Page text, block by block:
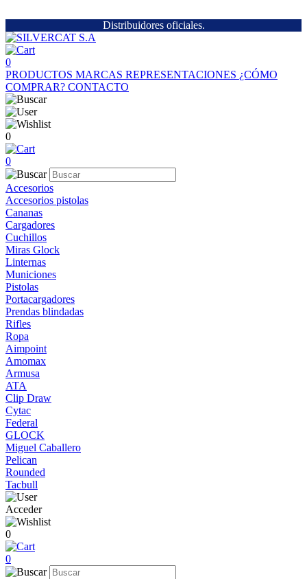
Distribuidores oficiales.
0
PRODUCTOS MARCAS REPRESENTACIONES ¿CÓMO
COMPRAR? CONTACTO
0
0
Accesorios
Accesorios pistolas
Cananas
Cargadores
Cuchillos
Miras Glock
Linternas
Municiones
Pistolas
Portacargadores
Prendas blindadas
Rifles
Ropa
Aimpoint
Amomax
Armusa
ATA
Clip Draw
Cytac
Federal
GLOCK
Miguel Caballero
Pelican
Rounded
Tacbull
Acceder
0
0